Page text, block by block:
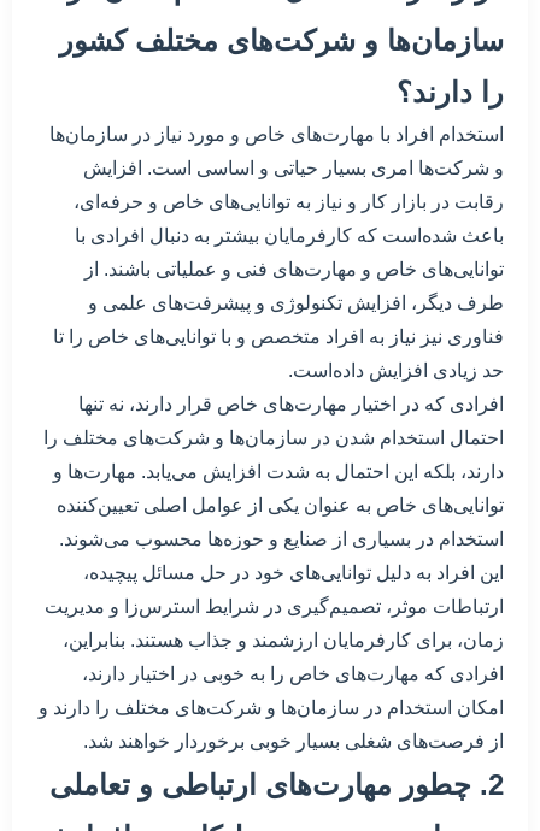
سازمان‌ها و شرکت‌های مختلف کشور
را دارند؟
استخدام افراد با مهارت‌های خاص و مورد نیاز در سازمان‌ها
و شرکت‌ها امری بسیار حیاتی و اساسی است. افزایش
رقابت در بازار کار و نیاز به توانایی‌های خاص و حرفه‌ای،
باعث شده‌است که کارفرمایان بیشتر به دنبال افرادی با
توانایی‌های خاص و مهارت‌های فنی و عملیاتی باشند. از
طرف دیگر، افزایش تکنولوژی و پیشرفت‌های علمی و
فناوری نیز نیاز به افراد متخصص و با توانایی‌های خاص را تا
حد زیادی افزایش داده‌است.
افرادی که در اختیار مهارت‌های خاص قرار دارند، نه تنها
احتمال استخدام شدن در سازمان‌ها و شرکت‌های مختلف را
دارند، بلکه این احتمال به شدت افزایش می‌یابد. مهارت‌ها و
توانایی‌های خاص به عنوان یکی از عوامل اصلی تعیین‌کننده
استخدام در بسیاری از صنایع و حوزه‌ها محسوب می‌شوند.
این افراد به دلیل توانایی‌های خود در حل مسائل پیچیده،
ارتباطات موثر، تصمیم‌گیری در شرایط استرس‌زا و مدیریت
زمان، برای کارفرمایان ارزشمند و جذاب هستند. بنابراین،
افرادی که مهارت‌های خاص را به خوبی در اختیار دارند،
امکان استخدام در سازمان‌ها و شرکت‌های مختلف را دارند و
از فرصت‌های شغلی بسیار خوبی برخوردار خواهند شد.
2. چطور مهارت‌های ارتباطی و تعاملی